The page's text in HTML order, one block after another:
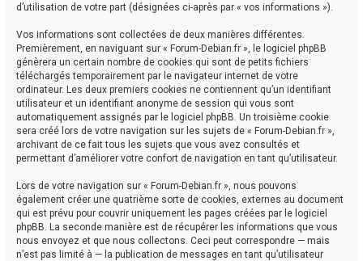
d’utilisation de votre part (désignées ci-après par « vos informations »).
Vos informations sont collectées de deux manières différentes.
Premièrement, en naviguant sur « Forum-Debian.fr », le logiciel phpBB
génèrera un certain nombre de cookies qui sont de petits fichiers
téléchargés temporairement par le navigateur internet de votre
ordinateur. Les deux premiers cookies ne contiennent qu’un identifiant
utilisateur et un identifiant anonyme de session qui vous sont
automatiquement assignés par le logiciel phpBB. Un troisième cookie
sera créé lors de votre navigation sur les sujets de « Forum-Debian.fr »,
archivant de ce fait tous les sujets que vous avez consultés et
permettant d’améliorer votre confort de navigation en tant qu’utilisateur.
Lors de votre navigation sur « Forum-Debian.fr », nous pouvons
également créer une quatrième sorte de cookies, externes au document
qui est prévu pour couvrir uniquement les pages créées par le logiciel
phpBB. La seconde manière est de récupérer les informations que vous
nous envoyez et que nous collectons. Ceci peut correspondre — mais
n’est pas limité à — la publication de messages en tant qu’utilisateur